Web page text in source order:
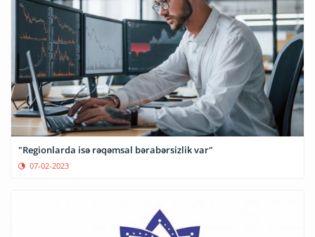
"Regionlarda isə rəqəmsal bərabərsizlik var"
07-02-2023